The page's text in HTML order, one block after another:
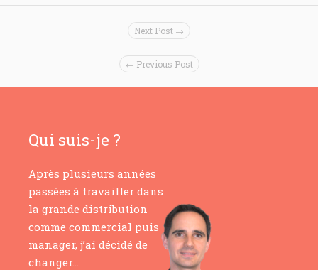
Next Post →
← Previous Post
Qui suis-je ?
Après plusieurs années
passées à travailler dans
la grande distribution
comme commercial puis
manager, j’ai décidé de
changer…